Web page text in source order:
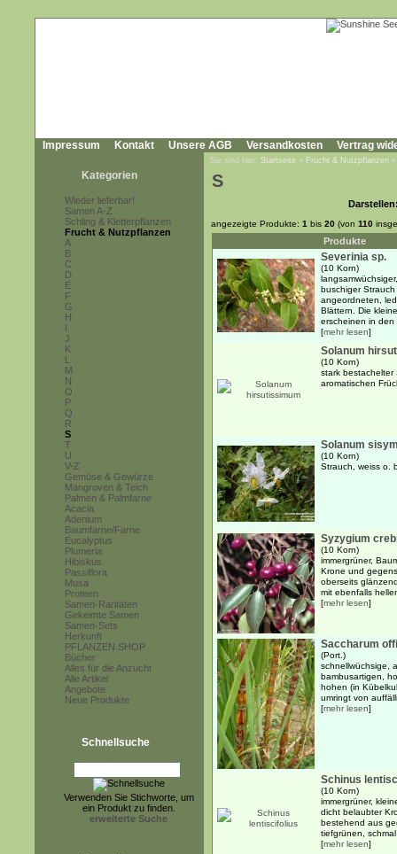
Impressum Kontakt Unsere AGB Versandkosten Vertrag
Kategorien
Wieder lieferbar!
Samen A-Z
Schling & Kletterpflanzen
Frucht & Nutzpflanzen
A
B
C
D
E
F
G
H
I
J
K
L
M
N
O
P
Q
R
S
T
U
V-Z
Gemüse & Gewürze
Mangroven & Teich
Palmen & Palmfarne
Acacia
Adenium
Baumfarne/Farne
Eucalyptus
Plumeria
Hibiskus
Passiflora
Musa
Proteen
Samen-Raritäten
Gekeimte Samen
Samen-Sets
Herkunft
PFLANZEN SHOP
Bücher
Alles für die Anzucht
Alle Artikel
Angebote
Neue Produkte
Schnellsuche
Verwenden Sie Stichworte, um
ein Produkt zu finden.
erweiterte Suche
Sie sind hier: Startseite » Frucht & Nutzpflanzen
S
angezeigte Produkte: 1 bis 20 (von 110
Produkte
Severinia sp.
(10 Korn)
buschiger
angeordneten,
Blättern. Die
erscheinen in den
[mehr lesen]
Solanum
(10 Korn)
stark bestachelter
aromatischen
Solanum
(10 Korn)
Strauch, weiss o.
Syzygium
(10 Korn)
immergrüner,
Krone und
oberseits
mit ebenfalls
[mehr lesen]
Saccharum
(Port.)
schnellwüchsige,
bambusartigen,
hohen (in
umringt von
[mehr lesen]
Schinus
(10 Korn)
immergrüner,
dicht belaubter
bestehend aus
tiefgrünen,
[mehr lesen]